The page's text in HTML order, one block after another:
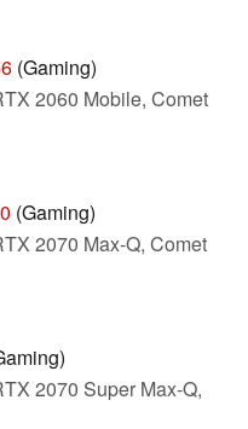
(Gaming)
2060 Mobile, Comet
(Gaming)
2070 Max-Q, Comet
2070 Super Max-Q,